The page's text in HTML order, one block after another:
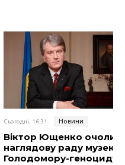
Сьогодні, 16:31 Новини
Віктор Ющенко очолив
наглядову раду музею
Голодомору-геноциду